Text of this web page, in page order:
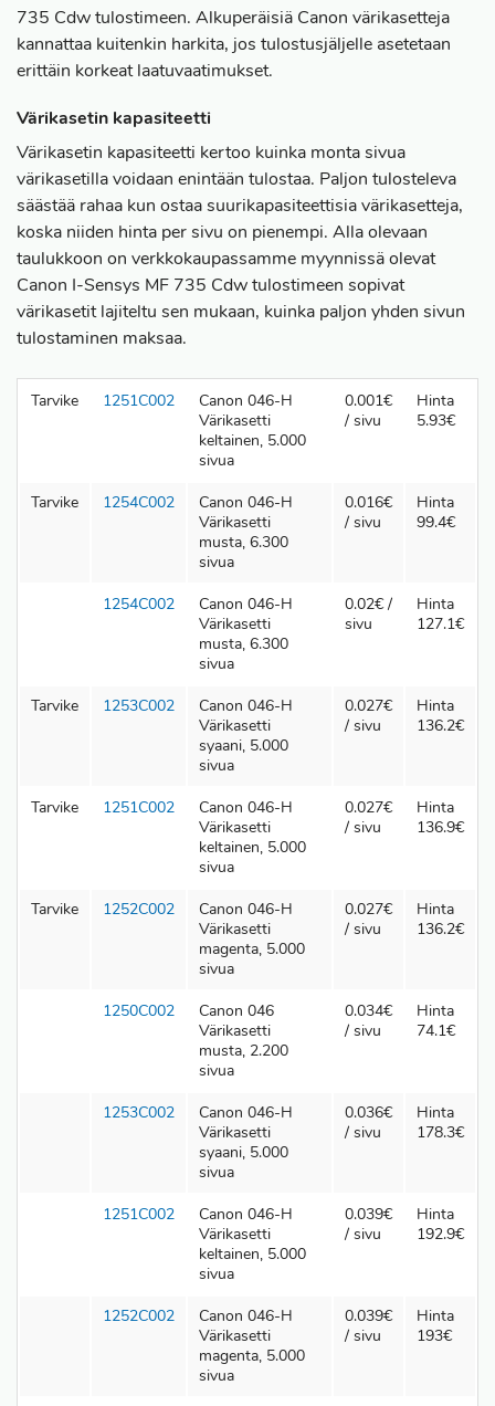
735 Cdw tulostimeen. Alkuperäisiä Canon värikasetteja
kannattaa kuitenkin harkita, jos tulostusjäljelle asetetaan
erittäin korkeat laatuvaatimukset.
Värikasetin kapasiteetti
Värikasetin kapasiteetti kertoo kuinka monta sivua
värikasetilla voidaan enintään tulostaa. Paljon tulosteleva
säästää rahaa kun ostaa suurikapasiteettisia värikasetteja,
koska niiden hinta per sivu on pienempi. Alla olevaan
taulukkoon on verkkokaupassamme myynnissä olevat
Canon I-Sensys MF 735 Cdw tulostimeen sopivat
värikasetit lajiteltu sen mukaan, kuinka paljon yhden sivun
tulostaminen maksaa.
Tarvike 1251C002
Canon 046-H
Värikasetti
keltainen, 5.000
sivua
0.001€
/ sivu
Hinta
5.93€
Tarvike 1254C002
Canon 046-H
Värikasetti
musta, 6.300
sivua
0.016€
/ sivu
Hinta
99.4€
1254C002
Canon 046-H
Värikasetti
musta, 6.300
sivua
0.02€ /
sivu
Hinta
127.1€
Tarvike 1253C002
Canon 046-H
Värikasetti
syaani, 5.000
sivua
0.027€
/ sivu
Hinta
136.2€
Tarvike 1251C002
Canon 046-H
Värikasetti
keltainen, 5.000
sivua
0.027€
/ sivu
Hinta
136.9€
Tarvike 1252C002
Canon 046-H
Värikasetti
magenta, 5.000
sivua
0.027€
/ sivu
Hinta
136.2€
1250C002
Canon 046
Värikasetti
musta, 2.200
sivua
0.034€
/ sivu
Hinta
74.1€
1253C002
Canon 046-H
Värikasetti
syaani, 5.000
sivua
0.036€
/ sivu
Hinta
178.3€
1251C002
Canon 046-H
Värikasetti
keltainen, 5.000
sivua
0.039€
/ sivu
Hinta
192.9€
1252C002
Canon 046-H
Värikasetti
magenta, 5.000
sivua
0.039€
/ sivu
Hinta
193€